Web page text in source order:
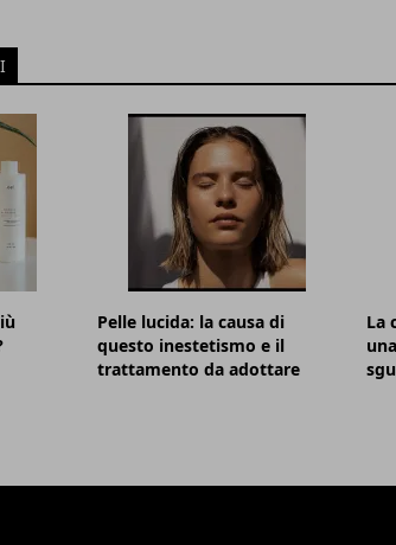
Pelle lucida: la causa di
questo inestetismo e il
trattamento da adottare
La